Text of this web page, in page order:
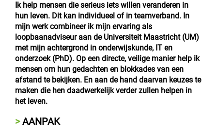
Ik help mensen die serieus iets willen veranderen in
hun leven. Dit kan individueel of in teamverband. In
mijn werk combineer ik mijn ervaring als
loopbaanadviseur aan de Universiteit Maastricht (UM)
met mijn achtergrond in onderwijskunde, IT en
onderzoek (PhD). Op een directe, veilige manier help ik
mensen om hun gedachten en blokkades van een
afstand te bekijken. En aan de hand daarvan keuzes te
maken die hen daadwerkelijk verder zullen helpen in
het leven.
AANPAK